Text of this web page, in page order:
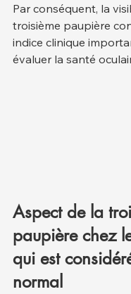
Par conséquent, la
troisième paupière
indice clinique
évaluer la santé
Aspect de la
paupière chez
qui est
normal